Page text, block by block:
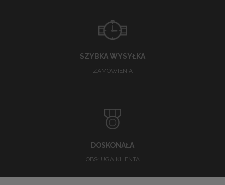
SZYBKA WYSYŁKA
ZAMÓWIENIA
DOSKONAŁA
OBSŁUGA KLIENTA